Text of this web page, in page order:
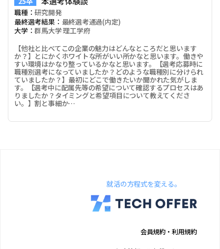
職種：研究開発
最終選考結果： 最終選考通過(内定)
大学：群馬大学 理工学府
【他社と比べてこの企業の魅力はどんなところだと思います
か？】とにかくホワイトな所がいい所かなと思います。働きや
すい環境はかなり整っているかなと思います。【選考応募時に
職種別選考になっていましたか？どのような職種別に分けられ
ていましたか？】最初にどこで働きたいか聞かれた気がしま
す。【選考中に配属先等の希望について確認するプロセスはあ
りましたか？タイミングと希望項目について教えてくださ
い。】割と事細か…
就活の方程式を変える。
会員規約・利用規約